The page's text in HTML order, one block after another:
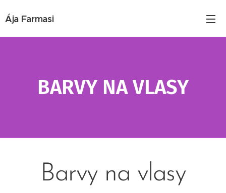
Ája Farmasi
BARVY NA VLASY
Barvy na vlasy